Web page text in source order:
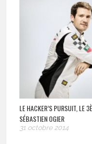
LE HACKER’S PURSUIT, LE
SÉBASTIEN OGIER
31 octobre 2014